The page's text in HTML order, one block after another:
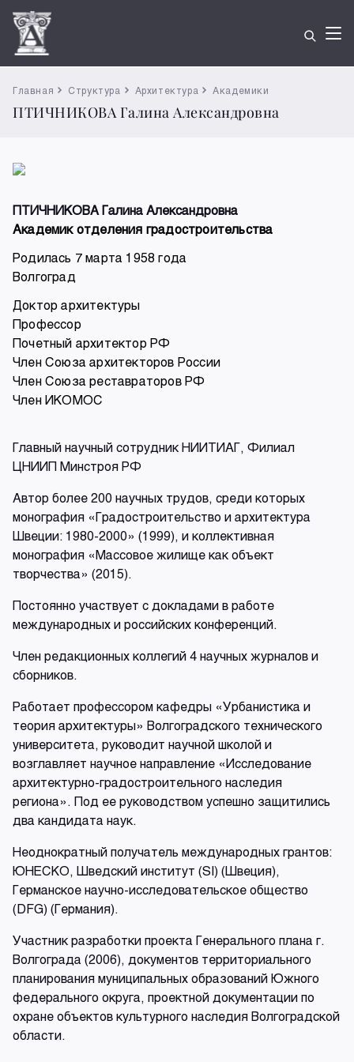
Главная Структура Архитектура Академики
ПТИЧНИКОВА Галина Александровна
ПТИЧНИКОВА Галина Александровна
Академик отделения градостроительства
Родилась 7 марта 1958 года
Волгоград
Доктор архитектуры
Профессор
Почетный архитектор РФ
Член Союза архитекторов России
Член Союза реставраторов РФ
Член ИКОМОС
Главный научный сотрудник НИИТИАГ, Филиал
ЦНИИП Минстроя РФ
Автор более 200 научных трудов, среди которых
монография «Градостроительство и архитектура
Швеции: 1980-2000» (1999), и коллективная
монография «Массовое жилище как объект
творчества» (2015).
Постоянно участвует с докладами в работе
международных и российских конференций.
Член редакционных коллегий 4 научных журналов и
сборников.
Работает профессором кафедры «Урбанистика и
теория архитектуры» Волгоградского технического
университета, руководит научной школой и
возглавляет научное направление «Исследование
архитектурно-градостроительного наследия
региона». Под ее руководством успешно защитились
два кандидата наук.
Неоднократный получатель международных грантов:
ЮНЕСКО, Шведский институт (SI) (Швеция),
Германское научно-исследовательское общество
(DFG) (Германия).
Участник разработки проекта Генерального плана г.
Волгограда (2006), документов территориального
планирования муниципальных образований Южного
федерального округа, проектной документации по
охране объектов культурного наследия Волгоградской
области.